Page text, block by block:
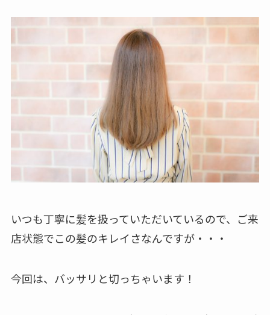
いつも丁寧に髪を扱っていただいているので、ご来
店状態でこの髪のキレイさなんですが・・・
今回は、バッサリと切っちゃいます！